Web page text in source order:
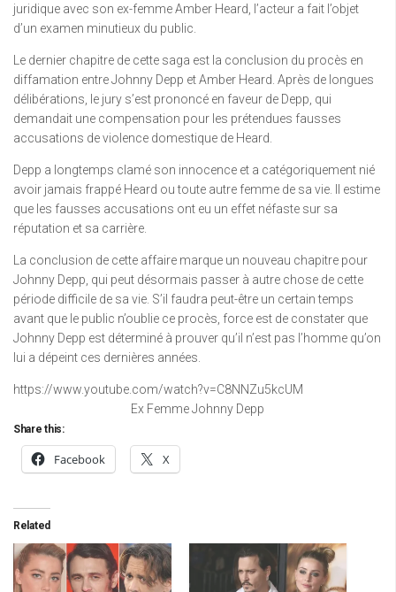
juridique avec son ex-femme Amber Heard, l’acteur a fait l’objet
d’un examen minutieux du public.
Le dernier chapitre de cette saga est la conclusion du procès en
diffamation entre Johnny Depp et Amber Heard. Après de longues
délibérations, le jury s’est prononcé en faveur de Depp, qui
demandait une compensation pour les prétendues fausses
accusations de violence domestique de Heard.
Depp a longtemps clamé son innocence et a catégoriquement nié
avoir jamais frappé Heard ou toute autre femme de sa vie. Il estime
que les fausses accusations ont eu un effet néfaste sur sa
réputation et sa carrière.
La conclusion de cette affaire marque un nouveau chapitre pour
Johnny Depp, qui peut désormais passer à autre chose de cette
période difficile de sa vie. S’il faudra peut-être un certain temps
avant que le public n’oublie ce procès, force est de constater que
Johnny Depp est déterminé à prouver qu’il n’est pas l’homme qu’on
lui a dépeint ces dernières années.
https://www.youtube.com/watch?v=C8NNZu5kcUM
Ex Femme Johnny Depp
Share this:
Facebook X
Related